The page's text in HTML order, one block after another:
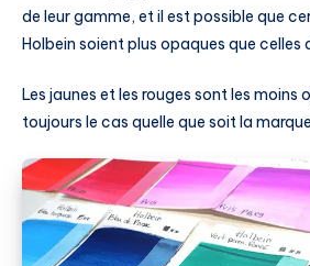
de leur gamme, et il est possible que
Holbein soient plus opaques que celles
Les jaunes et les rouges sont les moins
toujours le cas quelle que soit la